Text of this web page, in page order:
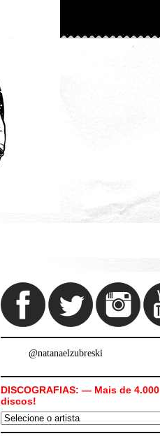
@natanaelzubreski
DISCOGRAFIAS: — Mais de 4.000
discos!